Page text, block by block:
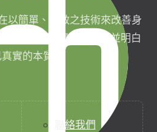
以簡單、有效之技術來改善身
目標與實現靈性生活，並明白
真實的本質。
聯絡我們